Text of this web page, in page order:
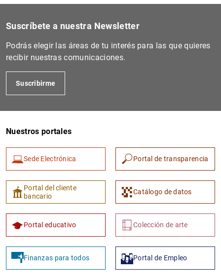
Suscríbete a nuestra Newsletter
Podrás elegir las áreas de tu interés para las que quieres
recibir nuestras comunicaciones.
Suscribirme
Nuestros portales
Sede Electrónica Portal de transparencia
Portal del cliente
bancario
Catálogo de datos
Portal educativo Colección de arte
Finanzas para todos Portal de Empleo